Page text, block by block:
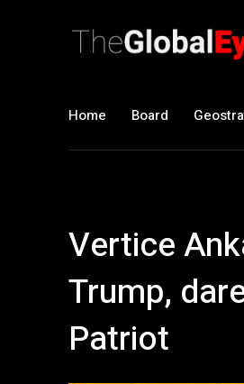
Home Board
Vertice
Trump,
Patriot